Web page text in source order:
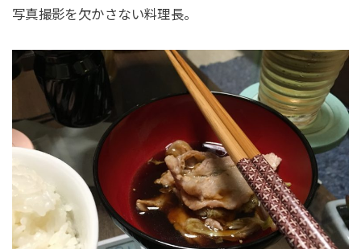
写真撮影を欠かさない料理長。